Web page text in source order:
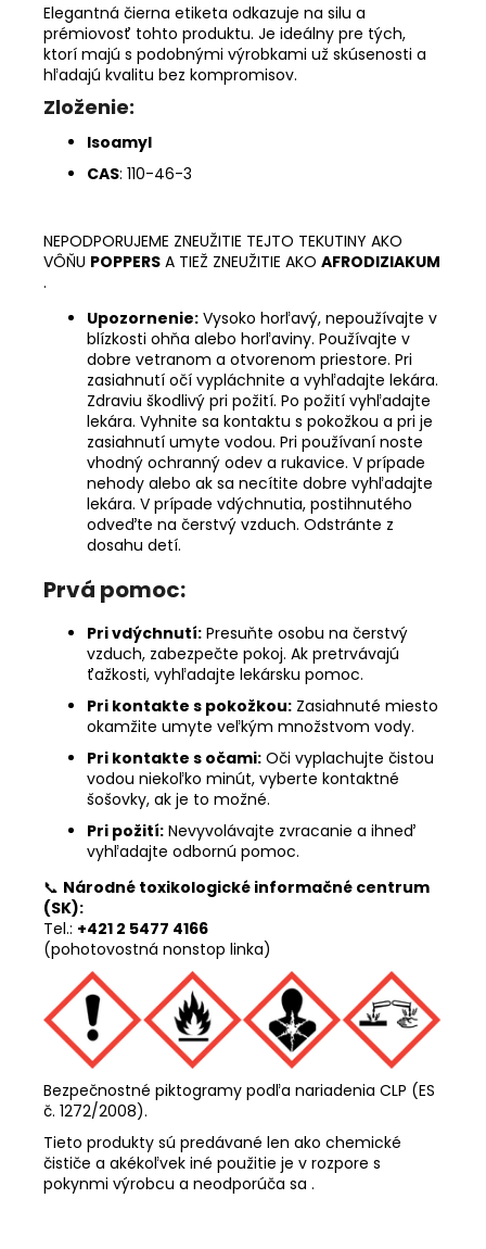
Elegantná čierna etiketa odkazuje na silu a
prémiovosť tohto produktu. Je ideálny pre tých,
ktorí majú s podobnými výrobkami už skúsenosti a
hľadajú kvalitu bez kompromisov.
Zloženie:
Isoamyl
CAS: 110-46-3
NEPODPORUJEME ZNEUŽITIE TEJTO TEKUTINY AKO
VÔŇU POPPERS A TIEŽ ZNEUŽITIE AKO AFRODIZIAKUM
.
Upozornenie: Vysoko horľavý, nepoužívajte v
blízkosti ohňa alebo horľaviny. Používajte v
dobre vetranom a otvorenom priestore. Pri
zasiahnutí očí vypláchnite a vyhľadajte lekára.
Zdraviu škodlivý pri požití. Po požití vyhľadajte
lekára. Vyhnite sa kontaktu s pokožkou a pri je
zasiahnutí umyte vodou. Pri používaní noste
vhodný ochranný odev a rukavice. V prípade
nehody alebo ak sa necítite dobre vyhľadajte
lekára. V prípade vdýchnutia, postihnutého
odveďte na čerstvý vzduch. Odstránte z
dosahu detí.
Prvá pomoc:
Pri vdýchnutí: Presuňte osobu na čerstvý
vzduch, zabezpečte pokoj. Ak pretrvávajú
ťažkosti, vyhľadajte lekársku pomoc.
Pri kontakte s pokožkou: Zasiahnuté miesto
okamžite umyte veľkým množstvom vody.
Pri kontakte s očami: Oči vyplachujte čistou
vodou niekoľko minút, vyberte kontaktné
šošovky, ak je to možné.
Pri požití: Nevyvolávajte zvracanie a ihneď
vyhľadajte odbornú pomoc.
📞 Národné toxikologické informačné centrum
(SK):
Tel.: +421 2 5477 4166
(pohotovostná nonstop linka)
Bezpečnostné piktogramy podľa nariadenia CLP (ES
č. 1272/2008).
Tieto produkty sú predávané len ako chemické
čističe a akékoľvek iné použitie je v rozpore s
pokynmi výrobcu a neodporúča sa .